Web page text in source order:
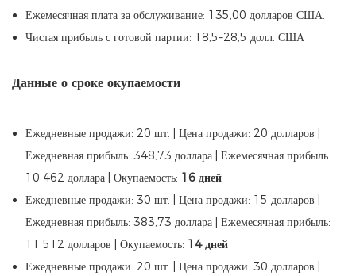
Ежемесячная плата за обслуживание: 135,00 долларов США.
Чистая прибыль с готовой партии: 18,5–28,5 долл. США
Данные о сроке окупаемости
Ежедневные продажи: 20 шт. | Цена продажи: 20 долларов |
Ежедневная прибыль: 348,73 доллара | Ежемесячная прибыль:
10 462 доллара | Окупаемость: 16 дней
Ежедневные продажи: 30 шт. | Цена продажи: 15 долларов |
Ежедневная прибыль: 383,73 доллара | Ежемесячная прибыль:
11 512 долларов | Окупаемость: 14 дней
Ежедневные продажи: 20 шт. | Цена продажи: 30 долларов |